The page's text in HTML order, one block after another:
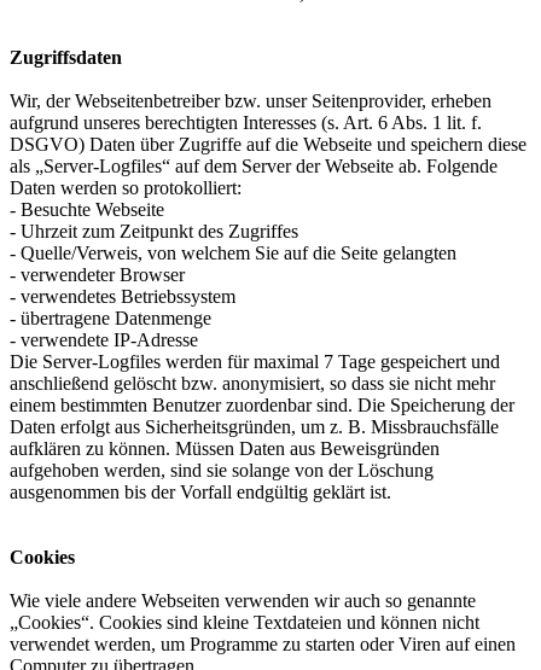
Zugriffsdaten
Wir, der Webseitenbetreiber bzw. unser Seitenprovider, erheben
aufgrund unseres berechtigten Interesses (s. Art. 6 Abs. 1 lit. f.
DSGVO) Daten über Zugriffe auf die Webseite und speichern diese
als „Server-Logfiles“ auf dem Server der Webseite ab. Folgende
Daten werden so protokolliert:
- Besuchte Webseite
- Uhrzeit zum Zeitpunkt des Zugriffes
- Quelle/Verweis, von welchem Sie auf die Seite gelangten
- verwendeter Browser
- verwendetes Betriebssystem
- übertragene Datenmenge
- verwendete IP-Adresse
Die Server-Logfiles werden für maximal 7 Tage gespeichert und
anschließend gelöscht bzw. anonymisiert, so dass sie nicht mehr
einem bestimmten Benutzer zuordenbar sind. Die Speicherung der
Daten erfolgt aus Sicherheitsgründen, um z. B. Missbrauchsfälle
aufklären zu können. Müssen Daten aus Beweisgründen
aufgehoben werden, sind sie solange von der Löschung
ausgenommen bis der Vorfall endgültig geklärt ist.
Cookies
Wie viele andere Webseiten verwenden wir auch so genannte
„Cookies“. Cookies sind kleine Textdateien und können nicht
verwendet werden, um Programme zu starten oder Viren auf einen
Computer zu übertragen.